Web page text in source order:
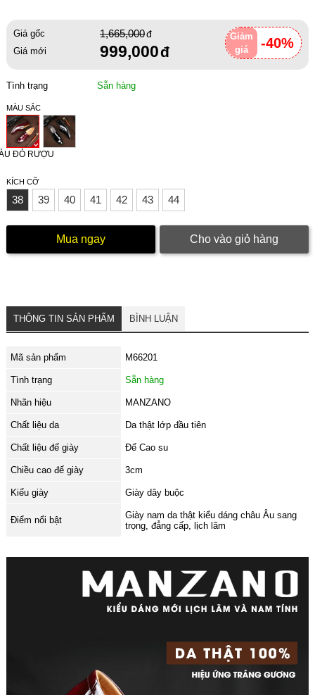
Giảm
giá
-40%
Giá gốc 1,665,000
Giá mới 999,000
Tình trạng Sẵn hàng
MÀU SẮC
ĐỎ RƯỢU
KÍCH CỠ
38 39 40 41 42 43 44
Mua ngay Cho vào giỏ hàng
THÔNG TIN SẢN PHẨM BÌNH LUẬN
Mã sản phẩm M66201
Tình trạng Sẵn hàng
Nhãn hiệu MANZANO
Chất liệu da Da thật lớp đầu tiên
Chất liệu đế giày Đế Cao su
Chiều cao đế giày 3cm
Kiểu giày Giày dây buộc
Điểm nổi bật
Giày nam da thật kiểu dáng châu Âu sang
trọng, đẳng cấp, lịch lãm